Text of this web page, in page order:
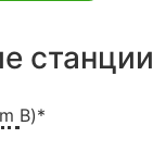
станции
В)*